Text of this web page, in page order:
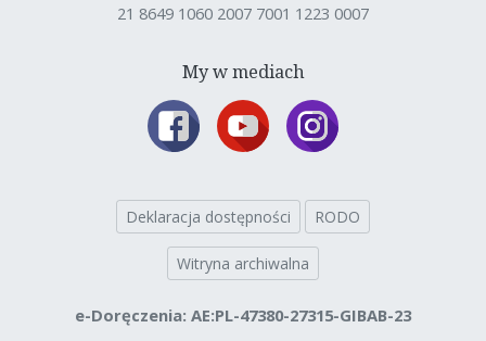
21 8649 1060 2007 7001 1223 0007
My w mediach
Deklaracja dostępności RODO
Witryna archiwalna
e-Doręczenia: AE:PL-47380-27315-GIBAB-23